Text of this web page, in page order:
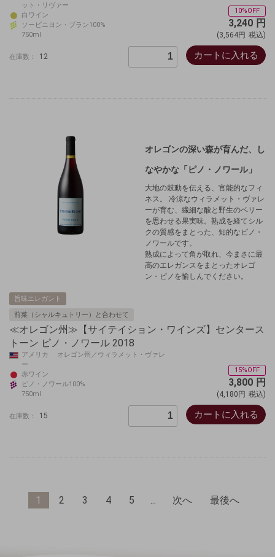
ット・リヴァー
白ワイン
ソービニヨン・ブラン100%
750ml
10%OFF
3,240 円
(3,564円 税込)
在庫数： 12 カートに入れる
オレゴンの深い森が育んだ、し
なやかな「ピノ・ノワール」
大地の鼓動を伝える、官能的なフィ
ネス。 冷涼なウィラメット・ヴァレ
ーが育む、繊細な酸と野生のベリー
を思わせる果実味。熟成を経てシル
クの質感をまとった、知的なピノ・
ノワールです。
熟成によって角が取れ、今まさに最
高のエレガンスをまとったオレゴ
ン・ピノを愉しんでください。
旨味エレガント
前菜（シャルキュトリー）と合わせて
≪オレゴン州≫【サイテイション・ワインズ】センタース
トーン ピノ・ノワール 2018
アメリカ オレゴン州／ウィラメット・ヴァレ
ー
赤ワイン
ピノ・ノワール100%
750ml
15%OFF
3,800 円
(4,180円 税込)
在庫数： 15 カートに入れる
1 2 3 4 5 次へ 最後へ